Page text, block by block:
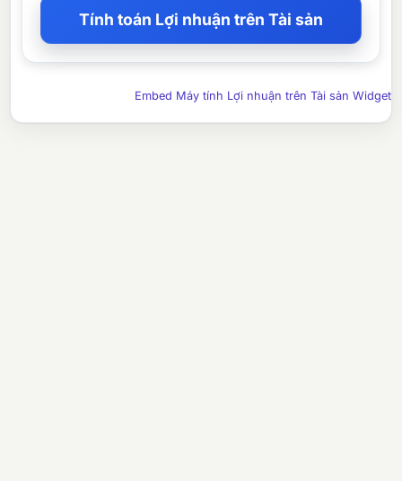
Tính toán Lợi nhuận trên Tài sản
Embed Máy tính Lợi nhuận trên Tài sản Widget